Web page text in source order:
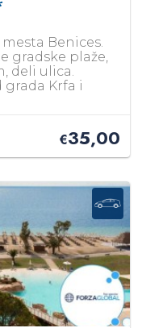
Benices.
gradske plaže,
deli ulica.
grada Krfa i
€35,00